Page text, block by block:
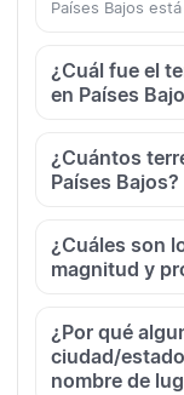
Países Bajos
¿Cuál fue el
en Países
¿Cuántos
Países Bajos?
¿Cuáles son
magnitud y
¿Por qué
ciudad/
nombre de